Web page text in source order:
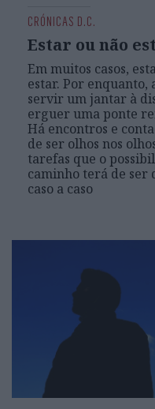
CRÓNICAS D.C.
Estar ou não
Em muitos casos,
estar. Por
servir um jantar à
erguer uma ponte
Há encontros e
de ser olhos nos
tarefas que o
caminho terá de ser
caso a caso